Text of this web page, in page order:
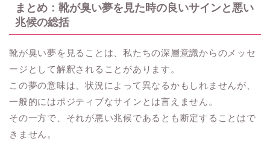
まとめ：靴が臭い夢を見た時の良いサインと悪い
兆候の総括
靴が臭い夢を見ることは、私たちの深層意識からのメッセ
ージとして解釈されることがあります。
この夢の意味は、状況によって異なるかもしれませんが、
一般的にはポジティブなサインとは言えません。
その一方で、それが悪い兆候であるとも断定することはで
きません。